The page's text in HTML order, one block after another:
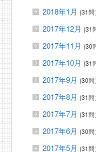
2018年1月 (31問
2017年12月 (31
2017年11月 (30
2017年10月 (31
2017年9月 (30問
2017年8月 (31問
2017年7月 (31問
2017年6月 (30問
2017年5月 (31問